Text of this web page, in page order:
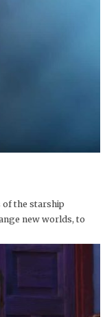
of the starship
new worlds, to